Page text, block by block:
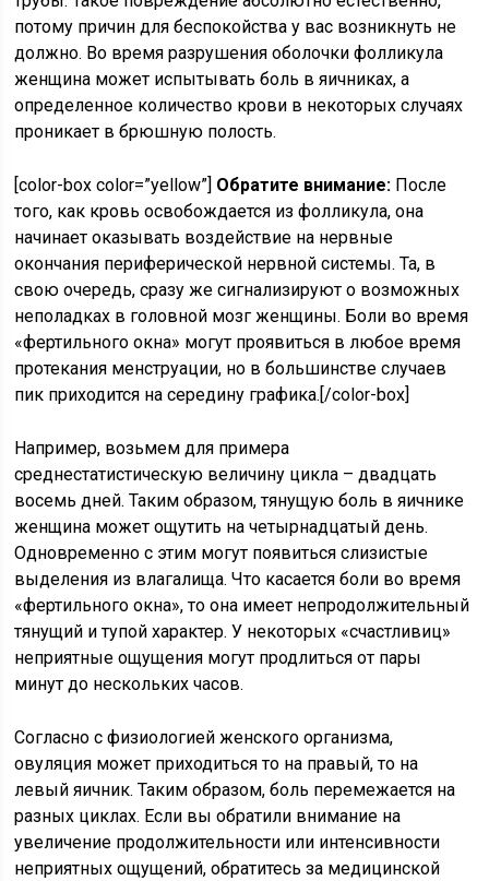
потому причин для беспокойства у вас возникнуть не
должно. Во время разрушения оболочки фолликула
женщина может испытывать боль в яичниках, а
определенное количество крови в некоторых случаях
проникает в брюшную полость.
[color-box color=”yellow”] Обратите внимание: После
того, как кровь освобождается из фолликула, она
начинает оказывать воздействие на нервные
окончания периферической нервной системы. Та, в
свою очередь, сразу же сигнализируют о возможных
неполадках в головной мозг женщины. Боли во время
«фертильного окна» могут проявиться в любое время
протекания менструации, но в большинстве случаев
пик приходится на середину графика.[/color-box]
Например, возьмем для примера
среднестатистическую величину цикла – двадцать
восемь дней. Таким образом, тянущую боль в яичнике
женщина может ощутить на четырнадцатый день.
Одновременно с этим могут появиться слизистые
выделения из влагалища. Что касается боли во время
«фертильного окна», то она имеет непродолжительный
тянущий и тупой характер. У некоторых «счастливиц»
неприятные ощущения могут продлиться от пары
минут до нескольких часов.
Согласно с физиологией женского организма,
овуляция может приходиться то на правый, то на
левый яичник. Таким образом, боль перемежается на
разных циклах. Если вы обратили внимание на
увеличение продолжительности или интенсивности
неприятных ощущений, обратитесь за медицинской